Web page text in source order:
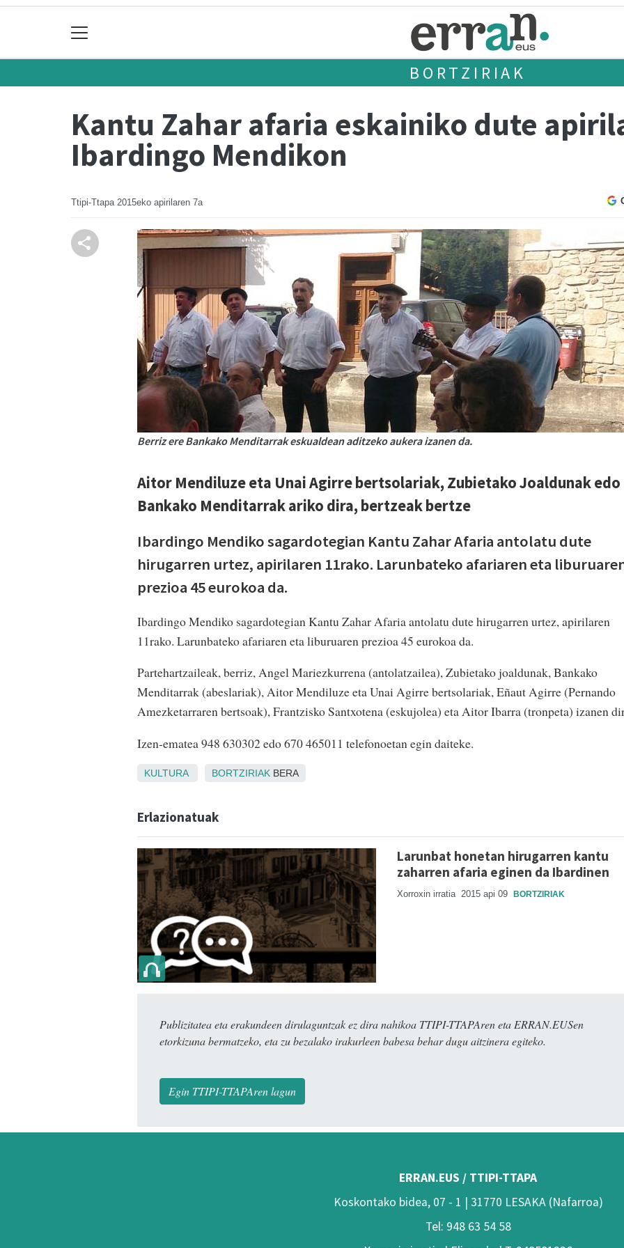
BORTZIRIAK
Kantu Zahar afaria eskainiko dute
Ibardingo Mendikon
Ttipi-Ttapa 2015eko apirilaren 7a
Berriz ere Bankako Menditarrak eskualdean aditzeko aukera izanen da.
Aitor Mendiluze eta Unai Agirre bertsolariak, Zubietako Joaldunak edo
Bankako Menditarrak ariko dira, bertzeak bertze
Ibardingo Mendiko sagardotegian Kantu Zahar Afaria antolatu dute
hirugarren urtez, apirilaren 11rako. Larunbateko afariaren eta
prezioa 45 eurokoa da.
Ibardingo Mendiko sagardotegian Kantu Zahar Afaria antolatu dute hirugarren urtez, apirilaren
11rako. Larunbateko afariaren eta liburuaren prezioa 45 eurokoa da.
Partehartzaileak, berriz, Angel Mariezkurrena (antolatzailea), Zubietako joaldunak, Bankako
Menditarrak (abeslariak), Aitor Mendiluze eta Unai Agirre bertsolariak, Eñaut Agirre (Pernando
Amezketarraren bertsoak), Frantzisko Santxotena (eskujolea) eta Aitor Ibarra (tronpeta) izanen
Izen-ematea 948 630302 edo 670 465011 telefonoetan egin daiteke.
KULTURA BORTZIRIAK BERA
Erlazionatuak
Larunbat honetan hirugarren kantu
zaharren afaria eginen da Ibardinen
Xorroxin irratia 2015 api 09 BORTZIRIAK
Publizitatea eta erakundeen dirulaguntzak ez dira nahikoa TTIPI-TTAPAren eta ERRAN.EUSen
etorkizuna bermatzeko, eta zu bezalako irakurleen babesa behar dugu aitzinera egiteko.
Egin TTIPI-TTAPAren lagun
ERRAN.EUS / TTIPI-TTAPA
Koskontako bidea, 07 - 1 | 31770 LESAKA (Nafarroa)
Tel: 948 63 54 58